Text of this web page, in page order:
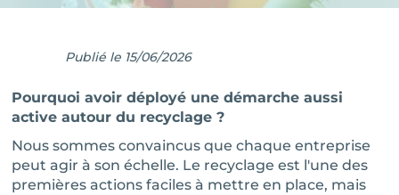
Publié le 15/06/2026
Pourquoi avoir déployé une démarche aussi
active autour du recyclage ?
Nous sommes convaincus que chaque entreprise
peut agir à son échelle. Le recyclage est l'une des
premières actions faciles à mettre en place, mais